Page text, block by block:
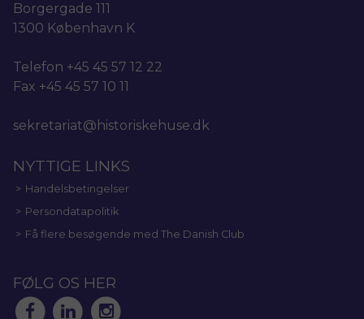
Borgergade 111
1300 København K
Telefon +45 45 57 12 22
Fax +45 45 57 10 11
sekretariat@historiskehuse.dk
NYTTIGE LINKS
Handelsbetingelser
Persondatapolitik
Få flere besøgende med The Danish Club
FØLG OS HER